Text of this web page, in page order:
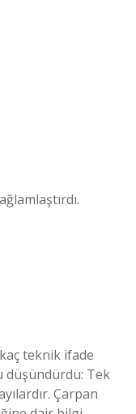
teknik ifade
düşündürdü: Tek
Çarpan